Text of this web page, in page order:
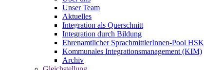
Unser Team
Aktuelles
Integration als Querschnitt
Integration durch Bildung
Ehrenamtlicher SprachmittlerInnen-Pool HSK
Kommunales Integrationsmanagement (KIM)
Archiv